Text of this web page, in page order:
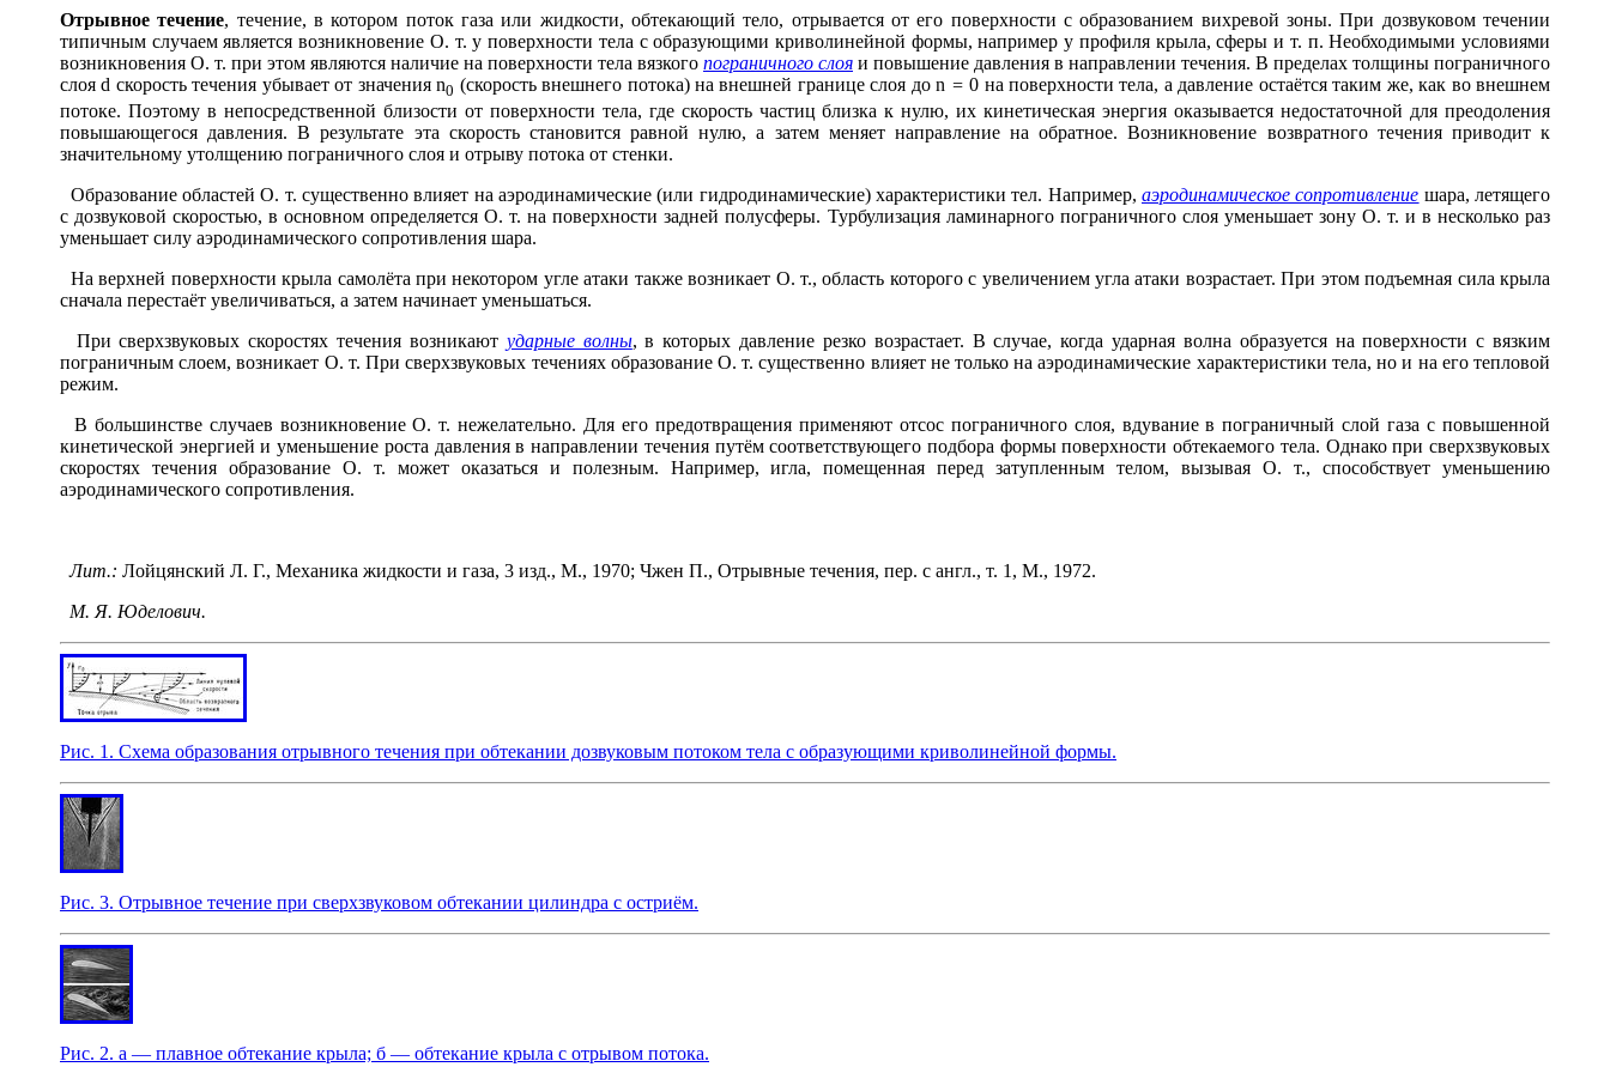
Отрывное течение, течение, в котором поток газа или жидкости, обтекающий тело, отрывается от его поверхности с образованием вихревой зоны. При дозвуковом течении
типичным случаем является возникновение О. т. у поверхности тела с образующими криволинейной формы, например у профиля крыла, сферы и т. п. Необходимыми условиями
возникновения О. т. при этом являются наличие на поверхности тела вязкого пограничного слоя и повышение давления в направлении течения. В пределах толщины пограничного
слояd скорость течения убывает от значенияn0 (скорость внешнего потока) на внешней границе слоя доn =0 на поверхности тела, а давление остаётся таким же, как во внешнем
потоке. Поэтому в непосредственной близости от поверхности тела, где скорость частиц близка к нулю, их кинетическая энергия оказывается недостаточной для преодоления
повышающегося давления. В результате эта скорость становится равной нулю, а затем меняет направление на обратное. Возникновение возвратного течения приводит к
значительному утолщению пограничного слоя и отрыву потока от стенки.
Образование областей О. т. существенно влияет на аэродинамические (или гидродинамические) характеристики тел. Например, аэродинамическое сопротивление шара, летящего
с дозвуковой скоростью, в основном определяется О. т. на поверхности задней полусферы. Турбулизация ламинарного пограничного слоя уменьшает зону О. т. и в несколько раз
уменьшает силу аэродинамического сопротивления шара.
На верхней поверхности крыла самолёта при некотором угле атаки также возникает О. т., область которого с увеличением угла атаки возрастает. При этом подъемная сила крыла
сначала перестаёт увеличиваться, а затем начинает уменьшаться.
При сверхзвуковых скоростях течения возникают ударные волны, в которых давление резко возрастает. В случае, когда ударная волна образуется на поверхности с вязким
пограничным слоем, возникает О. т. При сверхзвуковых течениях образование О. т. существенно влияет не только на аэродинамические характеристики тела, но и на его тепловой
режим.
В большинстве случаев возникновение О. т. нежелательно. Для его предотвращения применяют отсос пограничного слоя, вдувание в пограничный слой газа с повышенной
кинетической энергией и уменьшение роста давления в направлении течения путём соответствующего подбора формы поверхности обтекаемого тела. Однако при сверхзвуковых
скоростях течения образование О. т. может оказаться и полезным. Например, игла, помещенная перед затупленным телом, вызывая О. т., способствует уменьшению
аэродинамического сопротивления.
Лит.: Лойцянский Л. Г., Механика жидкости и газа, 3 изд., М., 1970; Чжен П., Отрывные течения, пер. с англ., т. 1, М., 1972.
М. Я. Юделович.
Рис. 1. Схема образования отрывного течения при обтекании дозвуковым потоком тела с образующими криволинейной формы.
Рис. 3. Отрывное течение при сверхзвуковом обтекании цилиндра с остриём.
Рис. 2. а — плавное обтекание крыла; б — обтекание крыла с отрывом потока.